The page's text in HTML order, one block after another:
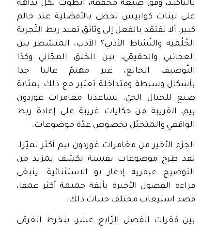
بالتّأكيد، وفق صيغة مخفّفة، انطوت بكل بداهة
على لبنات كوابيس تحظى بالأفضلية عند حالم
كبير. ألا نفتقد بالفعل إلى وثائق تعيد ربط التّجربة
الحُلُمية والنّشاط الأدبي؟ الأدب، المنشطر بين
العجائبي والحقيقي، بين الخلق المجّاني وكذا
التّوصيف الخانع، غير مهتمّ غالبا جدا
بأشكال وسيطة ومتداخلة تعتبر مع ذلك بمثابة
صيغ للخيال الحيّ. تساعدنا مغامرات غوردون
بيم، القريبة من حكايات غريبة على إعادة ربط
الواقعي والمتخيّل بخصوص عدّة موضوعات.
الجزء الأخير من مغامرات غوردون بيم أكثر تميّزا.
لقد طرح موضوعات نفسية تكشف بمزيد من
التوضيح عبقرية إدغار بو الاستثنائية. ينبغي
قراءة الفصول الأخيرة بألفة حميمة أكثر عمقا،
قصد استيعاب مختلف حثيات ذلك.
بين فقرات الفصل الرّابع عشر، ينخرط الغرقى